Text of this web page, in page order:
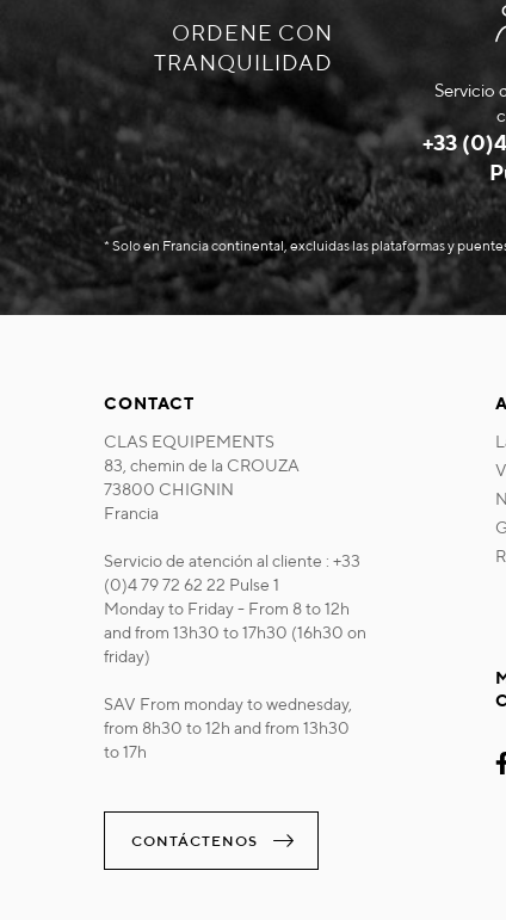
ORDENE CON
TRANQUILIDAD
Servicio
+33
* Solo en Francia continental, excluidas las plataformas y
CONTACT
CLAS EQUIPEMENTS
83, chemin de la CROUZA
73800 CHIGNIN
Francia
Servicio de atención al cliente : +33
(0)4 79 72 62 22 Pulse 1
Monday to Friday - From 8 to 12h
and from 13h30 to 17h30 (16h30 on
friday)
SAV From monday to wednesday,
from 8h30 to 12h and from 13h30
to 17h
CONTÁCTENOS